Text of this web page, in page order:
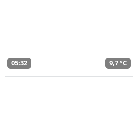
05:32 9,7 °C